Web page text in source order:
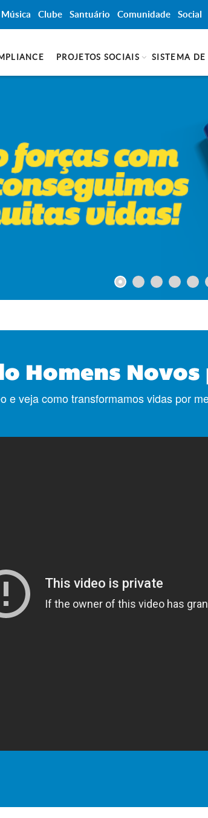
PROJETOS SOCIAIS SISTEMA
Homens
e veja como transformamos vidas por
Música Clube Santuário Comunidade Social